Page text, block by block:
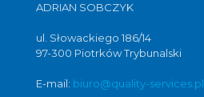
ADRIAN SOBCZYK
ul. Słowackiego 186/14
97-300 Piotrków Trybunalski
E-mail: biuro@quality-services.pl